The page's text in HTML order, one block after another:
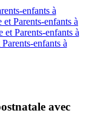
enfants à
Parents-enfants à
et Parents-enfants à
enfants à
avec